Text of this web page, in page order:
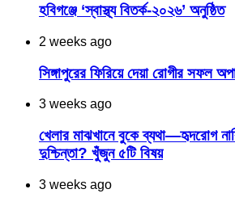
হবিগঞ্জে ‘স্বাস্থ্য বিতর্ক-২০২৬’ অনুষ্ঠিত
2 weeks ago
সিঙ্গাপুরের ফিরিয়ে দেয়া রোগীর সফল
3 weeks ago
খেলার মাঝখানে বুকে ব্যথা—হৃদরোগ
দুশ্চিন্তা? খুঁজুন ৫টি বিষয়
3 weeks ago